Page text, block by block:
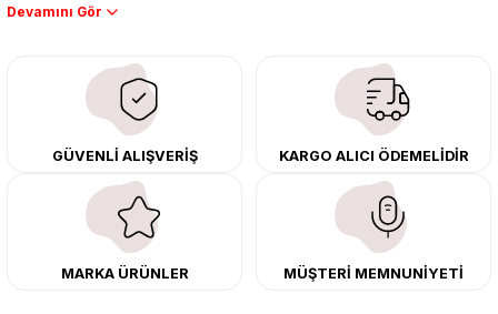
Performans artışı isteyen sürücüler için özel performans egzozları ve
çıkma orijinal ürünler ile yenileyebilir, body kit uygulamalarıyla aracınızın
tasarımını ve aerodinamisini üst seviyeye taşıyabilirsiniz.
Tüm ürünlerimiz orijinal, dayanıklı ve uzun ömürlüdür. İstanbul’daki montaj
merkezimizde profesyonel montaj yapıyor, Türkiye’nin her yerine güvenli
kargo ile teslimat gerçekleştiriyoruz. Aracınıza değer katmak için doğru
adres: Egzoz Sepeti.
GÜVENLİ ALIŞVERİŞ KARGO ALICI ÖDEMELİDİR
MARKA ÜRÜNLER MÜŞTERİ MEMNUNİYETİ